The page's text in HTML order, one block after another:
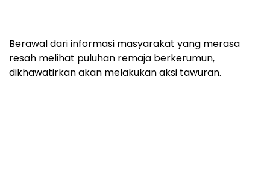
Berawal dari informasi masyarakat yang merasa
resah melihat puluhan remaja berkerumun,
dikhawatirkan akan melakukan aksi tawuran.